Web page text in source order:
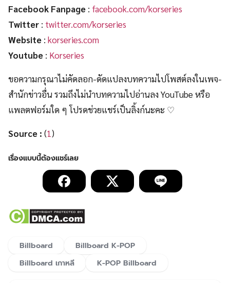
Facebook Fanpage : facebook.com/korseries
Twitter : twitter.com/korseries
Website : korseries.com
Youtube : Korseries
ขอความกรุณาไม่คัดลอก-ดัดแปลงบทความไปโพสต์ลงในเพจ-
สำนักข่าวอื่น รวมถึงไม่นำบทความไปอ่านลง YouTube หรือ
แพลตฟอร์มใด ๆ โปรดช่วยแชร์เป็นลิ้งก์นะคะ ♡
Source : (1)
Billboard
Billboard K-POP
Billboard เกาหลี
K-POP Billboard